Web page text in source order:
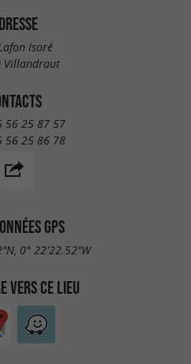
Isoré
Villandraut
56 25 87 57
56 25 86 78
GPS
0° 22'22.52"W
VERS CE LIEU